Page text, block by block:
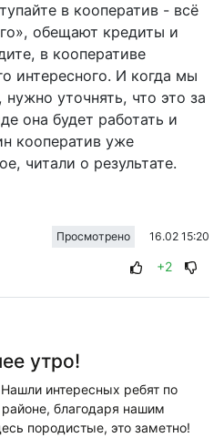
в кооператив - всё
обещают кредиты и
в кооперативе
интересного. И когда мы
уточнять, что это за
она будет работать и
кооператив уже
читали о результате.
Просмотрено 16.02 15:20
+2
утро!
интересных ребят по
благодаря нашим
породистые, это заметно!